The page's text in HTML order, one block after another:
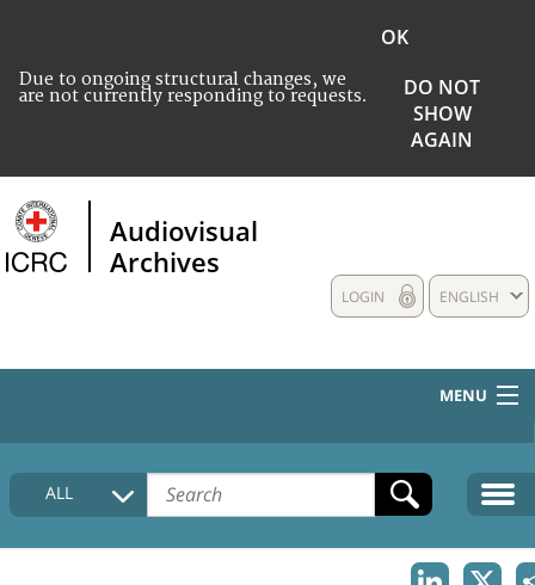
Due to ongoing structural changes, we
are not currently responding to requests.
OK
DO NOT
SHOW
AGAIN
Audiovisual
Archives
ENGLISH
LOGIN
MENU
HOME
COLLECTIONS DESCRIPTION
ALL